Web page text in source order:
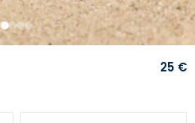
1 234
25 €